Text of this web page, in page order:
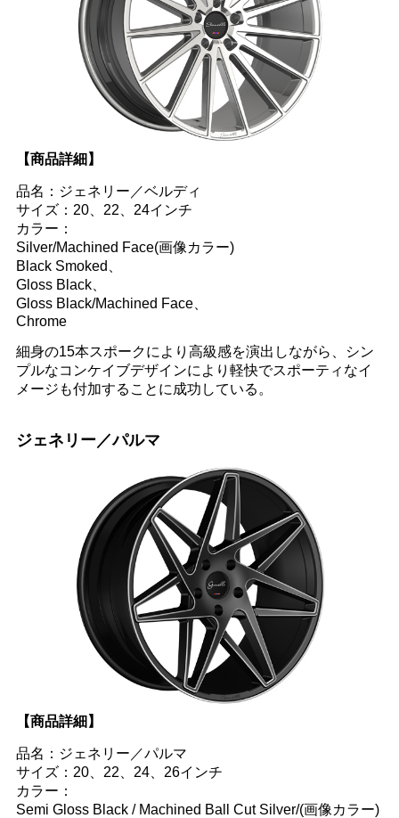
【商品詳細】
品名：ジェネリー／ベルディ
サイズ：20、22、24インチ
カラー：
Silver/Machined Face(画像カラー)
Black Smoked、
Gloss Black、
Gloss Black/Machined Face、
Chrome
細身の15本スポークにより高級感を演出しながら、シン
プルなコンケイブデザインにより軽快でスポーティなイ
メージも付加することに成功している。
ジェネリー／パルマ
【商品詳細】
品名：ジェネリー／パルマ
サイズ：20、22、24、26インチ
カラー：
Semi Gloss Black / Machined Ball Cut Silver/(画像カラー)